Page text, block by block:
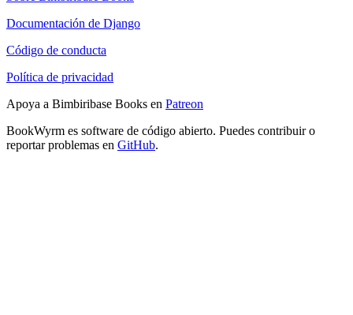
Documentación de Django
Código de conducta
Política de privacidad
Apoya a Bimbiribase Books en Patreon
BookWyrm es software de código abierto. Puedes contribuir o
reportar problemas en GitHub.